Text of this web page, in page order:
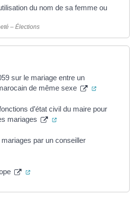
du nom de sa femme ou
dans un nouvel onglet)
– Élections
sur le mariage entre un
de même sexe
(ouverture
d’état civil du maire pour
mariages
(ouverture dans un
par un conseiller
dans un nouvel onglet)
(ouverture dans un nouvel onglet)